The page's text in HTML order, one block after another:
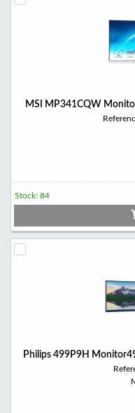
MSI MP341CQW
Stock: 84
Philips 499P9H